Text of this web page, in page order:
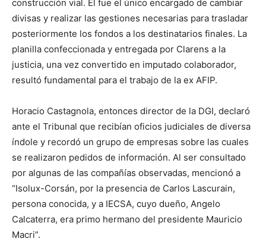
construcción vial. Él fue el único encargado de cambiar
divisas y realizar las gestiones necesarias para trasladar
posteriormente los fondos a los destinatarios finales. La
planilla confeccionada y entregada por Clarens a la
justicia, una vez convertido en imputado colaborador,
resultó fundamental para el trabajo de la ex AFIP.
Horacio Castagnola, entonces director de la DGI, declaró
ante el Tribunal que recibían oficios judiciales de diversa
índole y recordó un grupo de empresas sobre las cuales
se realizaron pedidos de información. Al ser consultado
por algunas de las compañías observadas, mencionó a
“Isolux-Corsán, por la presencia de Carlos Lascurain,
persona conocida, y a IECSA, cuyo dueño, Angelo
Calcaterra, era primo hermano del presidente Mauricio
Macri”.